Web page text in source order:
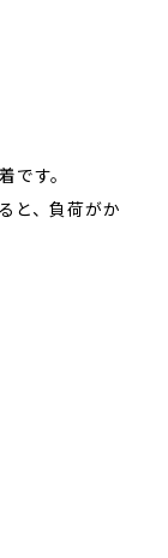
です。
と、負荷がか